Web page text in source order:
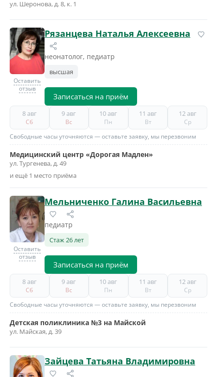
ул. Шеронова, д. 8, к. 1
Оставить
отзыв
Рязанцева Наталья Алексеевна
неонатолог, педиатр
высшая
Записаться на приём
8 авг
Сб
9 авг
Вс
10 авг
Пн
11 авг
Вт
12 авг
Ср
Свободные часы уточняются — оставьте заявку, мы перезвоним
Медицинский центр «Дорогая Мадлен»
ул. Тургенева, д. 49
и ещё 1 место приёма
Оставить
отзыв
Мельниченко Галина Васильевна
педиатр
Стаж 26 лет
Записаться на приём
8 авг
Сб
9 авг
Вс
10 авг
Пн
11 авг
Вт
12 авг
Ср
Свободные часы уточняются — оставьте заявку, мы перезвоним
Детская поликлиника №3 на Майской
ул. Майская, д. 39
Зайцева Татьяна Владимировна